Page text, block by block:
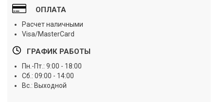
ОПЛАТА
Расчет наличными
Visa/MasterCard
ГРАФИК РАБОТЫ
Пн.-Пт.: 9:00 - 18:00
Сб.: 09:00 - 14:00
Вс.: Выходной